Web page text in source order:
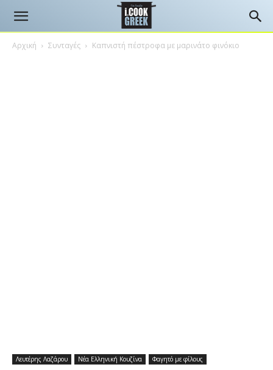
Αρχική Συνταγές Καπνιστή πέστροφα με μαρινάτο φινόκιο
Λευτέρης Λαζάρου Νέα Ελληνική Κουζίνα Φαγητό με φίλους